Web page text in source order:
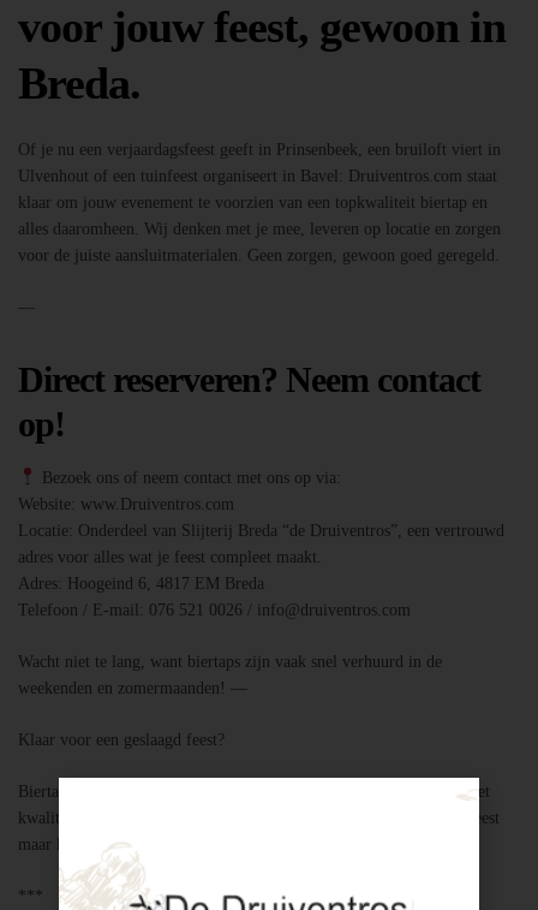
voor jouw feest, gewoon in
Breda.
Of je nu een verjaardagsfeest geeft in Prinsenbeek, een bruiloft viert in
Ulvenhout of een tuinfeest organiseert in Bavel: Druiventros.com staat
klaar om jouw evenement te voorzien van een topkwaliteit biertap en
alles daaromheen. Wij denken met je mee, leveren op locatie en zorgen
voor de juiste aansluitmaterialen. Geen zorgen, gewoon goed geregeld.
—
Direct reserveren? Neem contact
op!
Bezoek ons of neem contact met ons op via:
Website: www.Druiventros.com
Locatie: Onderdeel van Slijterij Breda “de Druiventros”, een vertrouwd
adres voor alles wat je feest compleet maakt.
Adres: Hoogeind 6, 4817 EM Breda
Telefoon / E-mail: 076 521 0026 / info@druiventros.com
Wacht niet te lang, want biertaps zijn vaak snel verhuurd in de
weekenden en zomermaanden! —
Klaar voor een geslaagd feest?
Biertap huren locatie Breda – snel geregeld via Druiventros.com, met
kwaliteit en service van Slijterij Breda “de Druiventros”. Laat het feest
maar komen!
***